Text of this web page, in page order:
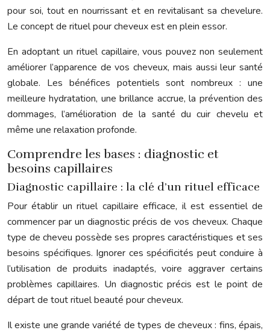
pour soi, tout en nourrissant et en revitalisant sa chevelure.
Le concept de rituel pour cheveux est en plein essor.
En adoptant un rituel capillaire, vous pouvez non seulement
améliorer l’apparence de vos cheveux, mais aussi leur santé
globale. Les bénéfices potentiels sont nombreux : une
meilleure hydratation, une brillance accrue, la prévention des
dommages, l’amélioration de la santé du cuir chevelu et
même une relaxation profonde.
Comprendre les bases : diagnostic et
besoins capillaires
Diagnostic capillaire : la clé d’un rituel efficace
Pour établir un rituel capillaire efficace, il est essentiel de
commencer par un diagnostic précis de vos cheveux. Chaque
type de cheveu possède ses propres caractéristiques et ses
besoins spécifiques. Ignorer ces spécificités peut conduire à
l’utilisation de produits inadaptés, voire aggraver certains
problèmes capillaires. Un diagnostic précis est le point de
départ de tout rituel beauté pour cheveux.
Il existe une grande variété de types de cheveux : fins, épais,